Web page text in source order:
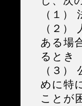
（１）
（２）
ある場
るとき
（３）
めに特
ことが